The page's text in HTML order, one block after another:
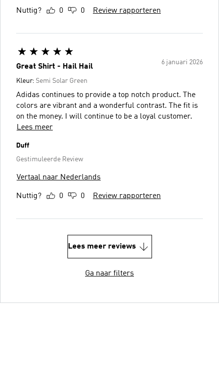
Nuttig? 0 0 Review rapporteren
6 januari 2026
Great Shirt - Hail Hail
Kleur: Semi Solar Green
Adidas continues to provide a top notch product. The
colors are vibrant and a wonderful contrast. The fit is
on the money. I will continue to be a loyal customer.
Lees meer
Duff
Gestimuleerde Review
Vertaal naar Nederlands
Nuttig? 0 0 Review rapporteren
Lees meer reviews
Ga naar filters